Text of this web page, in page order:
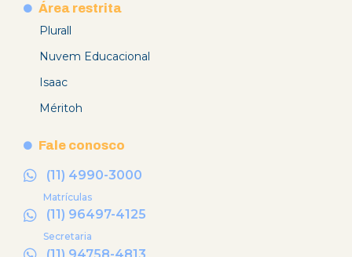
Área restrita
Plurall
Nuvem Educacional
Isaac
Méritoh
Fale conosco
(11) 4990-3000
Matrículas
(11) 96497-4125
Secretaria
(11) 94758-4813